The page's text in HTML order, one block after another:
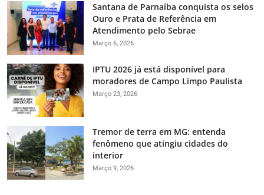
Santana de Parnaíba conquista os selos
Ouro e Prata de Referência em
Atendimento pelo Sebrae
Março 6, 2026
IPTU 2026 já está disponível para
moradores de Campo Limpo Paulista
Março 23, 2026
Tremor de terra em MG: entenda
fenômeno que atingiu cidades do
interior
Março 9, 2026